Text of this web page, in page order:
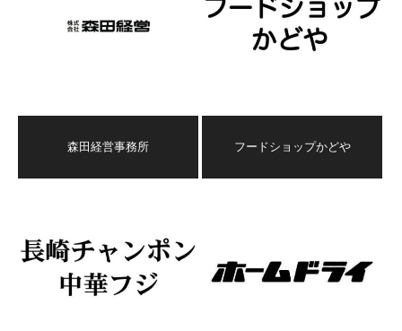
森田経営事務所 フードショップかどや